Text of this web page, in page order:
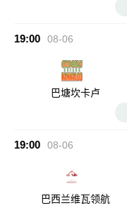
19:00 08-06
巴塘坎卡卢
19:00 08-06
巴西兰维瓦领航